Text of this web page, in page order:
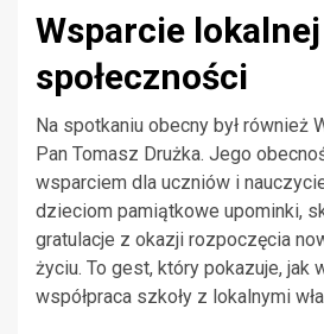
Wsparcie lokalnej
społeczności
Na spotkaniu obecny był również
Pan Tomasz Drużka. Jego
wsparciem dla uczniów i
dzieciom pamiątkowe upominki,
gratulacje z okazji rozpoczęcia
życiu. To gest, który pokazuje, jak
współpraca szkoły z lokalnymi